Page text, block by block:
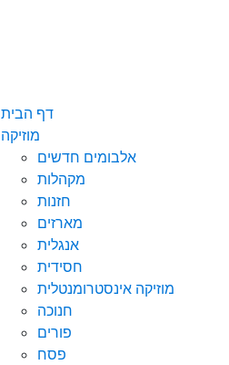
דף הבית
מוזיקה
אלבומים חדשים
מקהלות
חזנות
מארזים
אנגלית
חסידית
מוזיקה אינסטרומנטלית
חנוכה
פורים
פסח